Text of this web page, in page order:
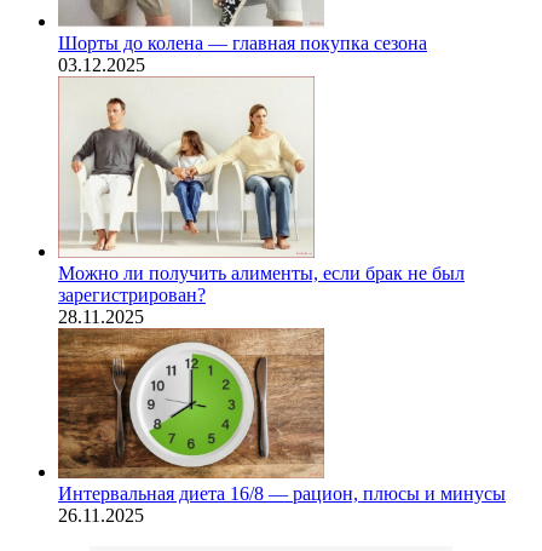
Шорты до колена — главная покупка сезона
03.12.2025
Можно ли получить алименты, если брак не был
зарегистрирован?
28.11.2025
Интервальная диета 16/8 — рацион, плюсы и минусы
26.11.2025